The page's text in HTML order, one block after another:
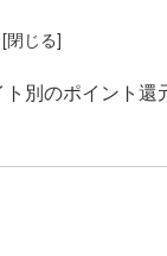
別のポイント還